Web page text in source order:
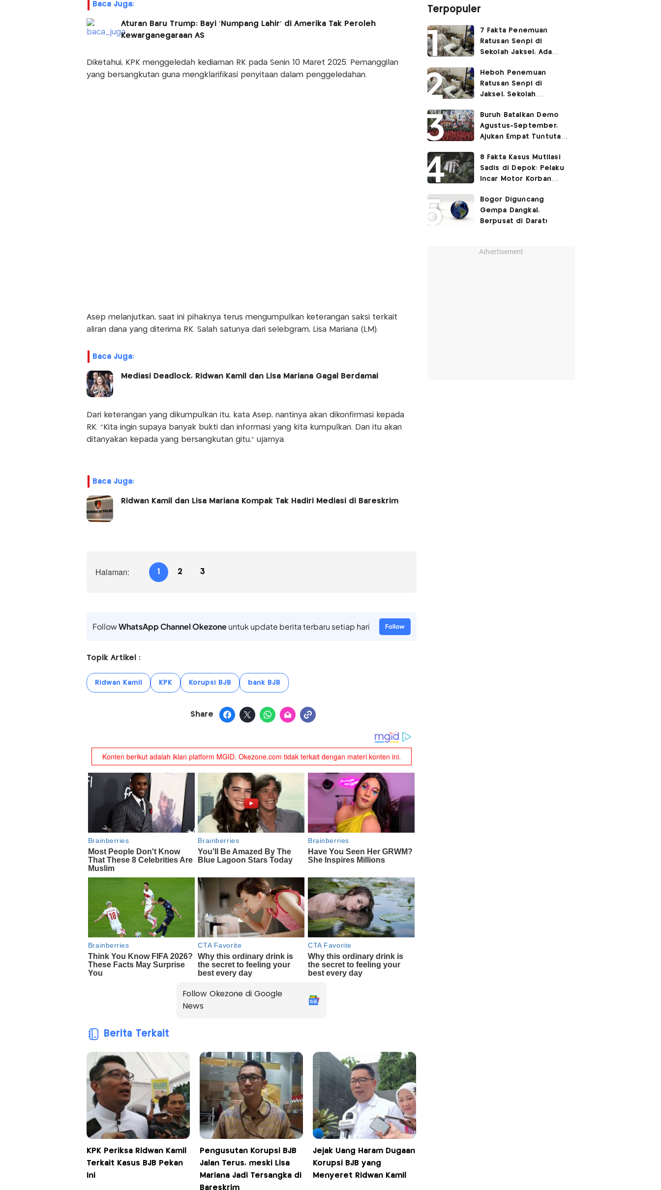
Baca Juga:
Aturan Baru Trump: Bayi 'Numpang Lahir' di Amerika Tak Peroleh
Kewarganegaraan AS
Diketahui, KPK menggeledah kediaman RK pada Senin 10 Maret 2025. Pemanggilan
yang bersangkutan guna mengklarifikasi penyitaan dalam penggeledahan.
Asep melanjutkan, saat ini pihaknya terus mengumpulkan keterangan saksi terkait
aliran dana yang diterima RK. Salah satunya dari selebgram, Lisa Mariana (LM).
Baca Juga:
Mediasi Deadlock, Ridwan Kamil dan Lisa Mariana Gagal Berdamai
Dari keterangan yang dikumpulkan itu, kata Asep, nantinya akan dikonfirmasi kepada
RK. "Kita ingin supaya banyak bukti dan informasi yang kita kumpulkan. Dan itu akan
ditanyakan kepada yang bersangkutan gitu," ujarnya.
Baca Juga:
Ridwan Kamil dan Lisa Mariana Kompak Tak Hadiri Mediasi di Bareskrim
Halaman: 1 2 3
FollowWhatsApp Channel Okezoneuntuk update berita terbaru setiap hari Follow
Topik Artikel :
Ridwan Kamil KPK Korupsi BJB bank BJB
Share
Follow Okezone di Google
News
Berita Terkait
KPK Periksa Ridwan Kamil
Terkait Kasus BJB Pekan
Ini
Pengusutan Korupsi BJB
Jalan Terus, meski Lisa
Mariana Jadi Tersangka di
Bareskrim
Jejak Uang Haram Dugaan
Korupsi BJB yang
Menyeret Ridwan Kamil
Terpopuler
7 Fakta Penemuan
Ratusan Senpi di
Sekolah Jaksel, Ada
Ruang Bunker
Heboh Penemuan
Ratusan Senpi di
Jaksel, Sekolah
Kegiatan Eskul
Menembak
Buruh Batalkan Demo
Agustus-September,
Ajukan Empat Tuntutan
8 Fakta Kasus Mutilasi
Sadis di Depok: Pelaku
Incar Motor Korban
Bogor Diguncang
Gempa Dangkal,
Berpusat di Darat!
Advertisement